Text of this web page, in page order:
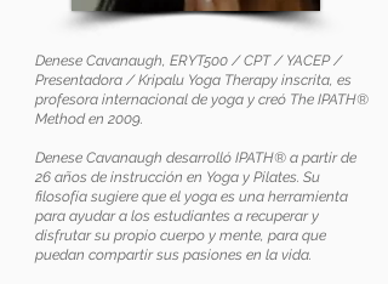
Denese Cavanaugh, ERYT500 / CPT / YACEP /
Presentadora / Kripalu Yoga Therapy inscrita, es
profesora internacional de yoga y creó The IPATH®
Method en 2009.
Denese Cavanaugh desarrolló IPATH® a partir de
26 años de instrucción en Yoga y Pilates. Su
filosofía sugiere que el yoga es una herramienta
para ayudar a los estudiantes a recuperar y
disfrutar su propio cuerpo y mente, para que
puedan compartir sus pasiones en la vida.